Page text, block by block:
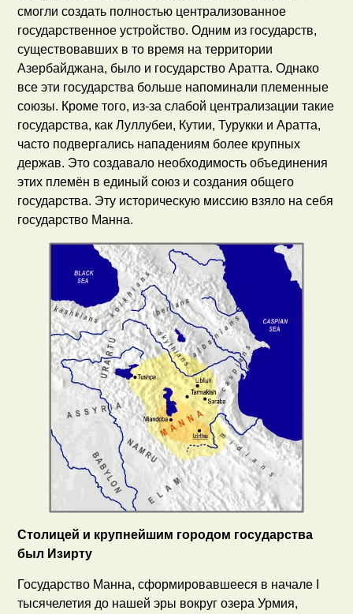
смогли создать полностью централизованное
государственное устройство. Одним из государств,
существовавших в то время на территории
Азербайджана, было и государство Аратта. Однако
все эти государства больше напоминали племенные
союзы. Кроме того, из-за слабой централизации такие
государства, как Луллубеи, Кутии, Турукки и Аратта,
часто подвергались нападениям более крупных
держав. Это создавало необходимость объединения
этих племён в единый союз и создания общего
государства. Эту историческую миссию взяло на себя
государство Манна.
Столицей и крупнейшим городом государства
был Изирту
Государство Манна, сформировавшееся в начале I
тысячелетия до нашей эры вокруг озера Урмия,